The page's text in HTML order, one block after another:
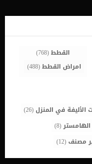
القطط(768)
امراض القطط(488)
الأليفة في المنزل(26)
الهامستر(8)
مصنف(12)